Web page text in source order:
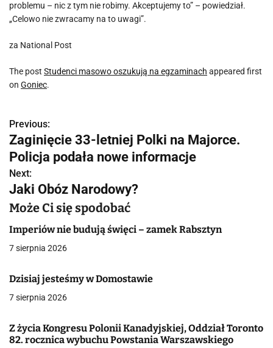
problemu – nic z tym nie robimy. Akceptujemy to” – powiedział.
„Celowo nie zwracamy na to uwagi”.
za National Post
The post Studenci masowo oszukują na egzaminach appeared first
on Goniec.
N
a
w
i
a
w
Previous:
Zaginięcie 33-letniej Polki na Majorce.
Policja podała nowe informacje
Next:
Jaki Obóz Narodowy?
Może Ci się spodobać
Imperiów nie budują święci – zamek Rabsztyn
7 sierpnia 2026
Dzisiaj jesteśmy w Domostawie
7 sierpnia 2026
Z życia Kongresu Polonii Kanadyjskiej, Oddział Toronto
82. rocznica wybuchu Powstania Warszawskiego